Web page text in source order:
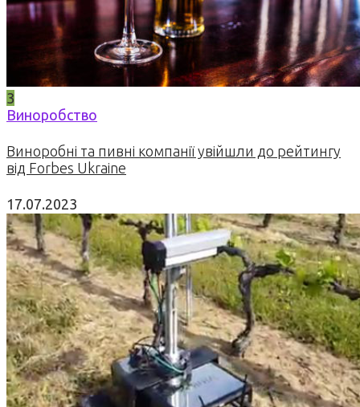
3
Виноробство
Виноробні та пивні компанії увійшли до рейтингу
від Forbes Ukraine
17.07.2023